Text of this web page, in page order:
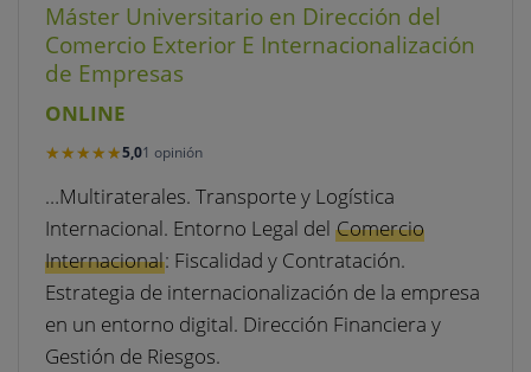
Máster Universitario en Dirección del
Comercio Exterior E Internacionalización
de Empresas
ONLINE
★★★★★
★★★★★5,01 opinión
…Multiraterales. Transporte y Logística
Internacional. Entorno Legal del Comercio
Internacional: Fiscalidad y Contratación.
Estrategia de internacionalización de la empresa
en un entorno digital. Dirección Financiera y
Gestión de Riesgos.